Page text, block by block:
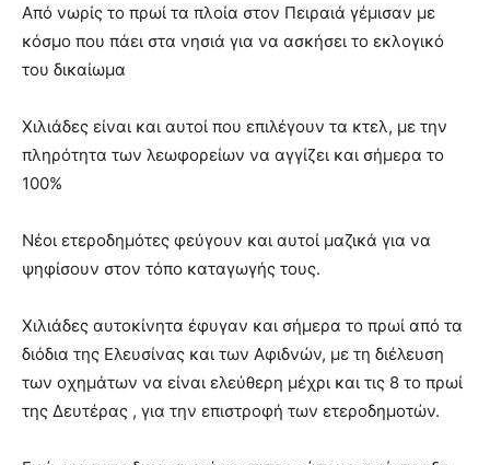
Από νωρίς το πρωί τα πλοία στον Πειραιά γέμισαν με
κόσμο που πάει στα νησιά για να ασκήσει το εκλογικό
του δικαίωμα
Χιλιάδες είναι και αυτοί που επιλέγουν τα κτελ, με την
πληρότητα των λεωφορείων να αγγίζει και σήμερα το
100%
Nέοι ετεροδημότες φεύγουν και αυτοί μαζικά για να
ψηφίσουν στον τόπο καταγωγής τους.
Χιλιάδες αυτοκίνητα έφυγαν και σήμερα το πρωί από τα
διόδια της Ελευσίνας και των Αφιδνών, με τη διέλευση
των οχημάτων να είναι ελεύθερη μέχρι και τις 8 το πρωί
της Δευτέρας , για την επιστροφή των ετεροδημοτών.